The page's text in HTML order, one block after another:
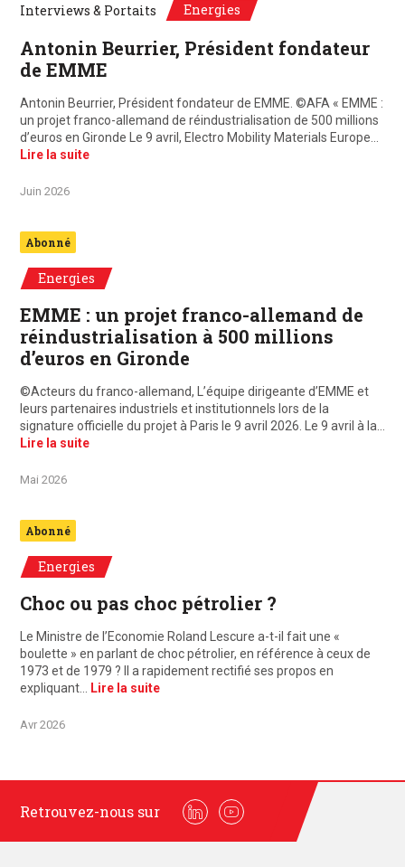
Interviews & Portaits Energies
Antonin Beurrier, Président fondateur
de EMME
Antonin Beurrier, Président fondateur de EMME. ©AFA « EMME :
un projet franco-allemand de réindustrialisation de 500 millions
d’euros en Gironde Le 9 avril, Electro Mobility Materials Europe…
Lire la suite
Juin 2026
Abonné
Energies
EMME : un projet franco-allemand de
réindustrialisation à 500 millions
d’euros en Gironde
©Acteurs du franco-allemand, L’équipe dirigeante d’EMME et
leurs partenaires industriels et institutionnels lors de la
signature officielle du projet à Paris le 9 avril 2026. Le 9 avril à la…
Lire la suite
Mai 2026
Abonné
Energies
Choc ou pas choc pétrolier ?
Le Ministre de l’Economie Roland Lescure a-t-il fait une «
boulette » en parlant de choc pétrolier, en référence à ceux de
1973 et de 1979 ? Il a rapidement rectifié ses propos en
expliquant… Lire la suite
Avr 2026
Retrouvez-nous sur
LinkedinYoutube